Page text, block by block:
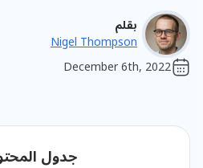
بقلم
Nigel Thompson
December 6th, 2022
جدول